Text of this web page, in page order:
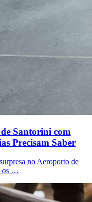
Santorini com
Precisam Saber
no Aeroporto de
os …